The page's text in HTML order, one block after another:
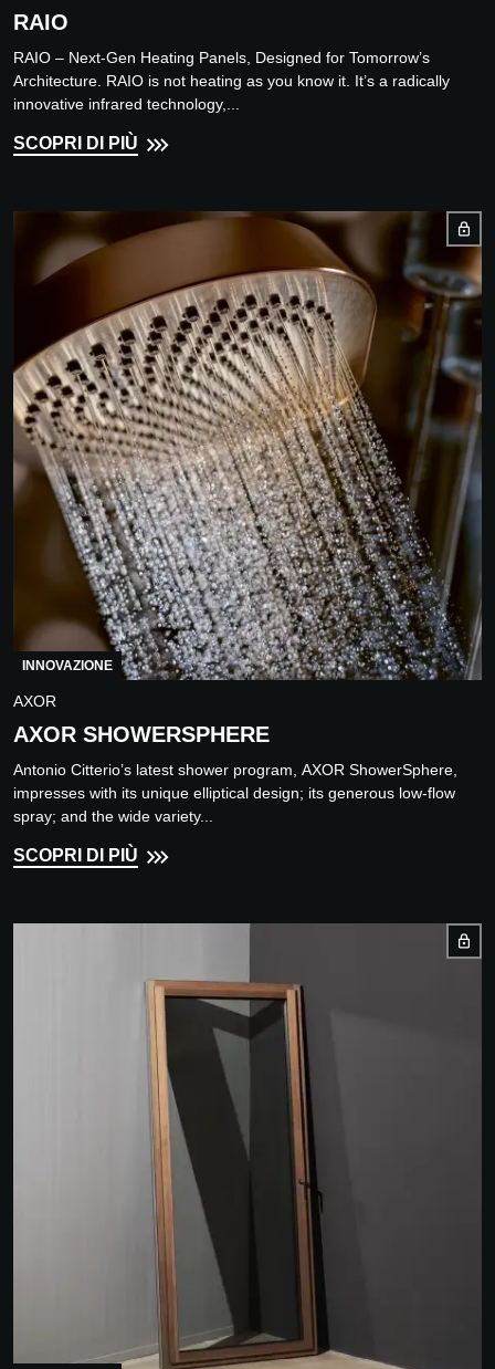
RAIO
RAIO – Next-Gen Heating Panels, Designed for Tomorrow’s
Architecture. RAIO is not heating as you know it. It’s a radically
innovative infrared technology,...
SCOPRI DI PIÙ
INNOVAZIONE
AXOR
AXOR SHOWERSPHERE
Antonio Citterio’s latest shower program, AXOR ShowerSphere,
impresses with its unique elliptical design; its generous low-flow
spray; and the wide variety...
SCOPRI DI PIÙ